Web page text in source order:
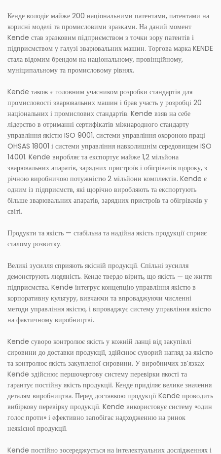
Кенде володіє майже 200 національними патентами, патентами на
корисні моделі та промисловими зразками. На даний момент
Kende став зразковим підприємством з точки зору патентів і
підприємством у галузі зварювальних машин. Торгова марка KENDE
стала відомим брендом на національному, провінційному,
муніципальному та промисловому рівнях.
Kende також є головним учасником розробки стандартів для
промисловості зварювальних машин і брав участь у розробці 20
національних і промислових стандартів. Kende взяв на себе
лідерство в отриманні сертифікатів міжнародного стандарту
управління якістю ISO 9001, системи управління охороною праці
OHSAS 18001 і системи управління навколишнім середовищем ISO
14001. Kende виробляє та експортує майже 1,2 мільйона
зварювальних апаратів, зарядних пристроїв і обігрівачів щороку, з
річною виробничою потужністю 2 мільйони комплектів. Kende є
одним із підприємств, які щорічно виробляють та експортують
більше зварювальних апаратів, зарядних пристроїв та обігрівачів у
світі.
Продукти та якість — стабільна та надійна якість продукції сприяє
сталому розвитку.
Великі зусилля сприяють якісній продукції. Спільні зусилля
демонструють людяність. Кенде твердо вірить, що якість — це життя
підприємства. Kende інтегрує концепцію управління якістю в
корпоративну культуру, вивчаючи та впроваджуючи численні
методи управління якістю, і впроваджує систему управління якістю
на фактичному виробництві.
Kende суворо контролює якість у кожній ланці від закупівлі
сировини до доставки продукції, здійснює суворий нагляд за якістю
та контролює якість закупленої сировини. У виробничих зв’язках
Kende здійснює першочергову систему перевірки якості та
гарантує постійну якість продукції. Кенде приділяє велике значення
деталям виробництва. Перед доставкою продукції Kende проводить
вибіркову перевірку продукції. Kende використовує систему «один
голос проти» і ефективно запобігає надходженню на ринок
неякісної продукції.
Kende постійно зосереджується на інтелектуальних дослідженнях і